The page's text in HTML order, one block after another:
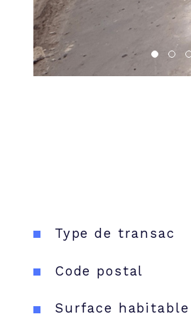
Caractéristiques Valeurs
Type de transac
Code postal
Surface habitable